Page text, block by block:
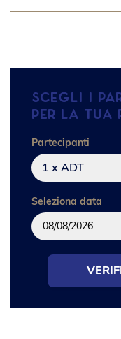
Scegli i
per la tua
Partecipanti
1 x ADT
Seleziona data